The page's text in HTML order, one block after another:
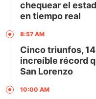
chequear el
en tiempo real
8:57 AM
Cinco triunfos,
increíble récord
San Lorenzo
10:00 AM